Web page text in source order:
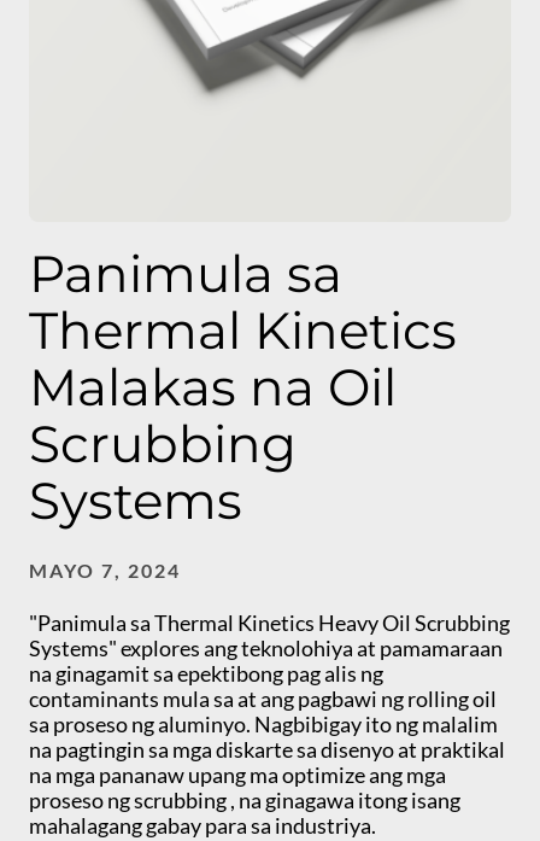
Panimula sa
Thermal Kinetics
Malakas na Oil
Scrubbing
Systems
MAYO 7, 2024
"Panimula sa Thermal Kinetics Heavy Oil Scrubbing
Systems" explores ang teknolohiya at pamamaraan
na ginagamit sa epektibong pag alis ng
contaminants mula sa at ang pagbawi ng rolling oil
sa proseso ng aluminyo. Nagbibigay ito ng malalim
na pagtingin sa mga diskarte sa disenyo at praktikal
na mga pananaw upang ma optimize ang mga
proseso ng scrubbing , na ginagawa itong isang
mahalagang gabay para sa industriya.